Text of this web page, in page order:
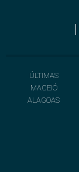
ÚLTIMAS
MACEIÓ
ALAGOAS